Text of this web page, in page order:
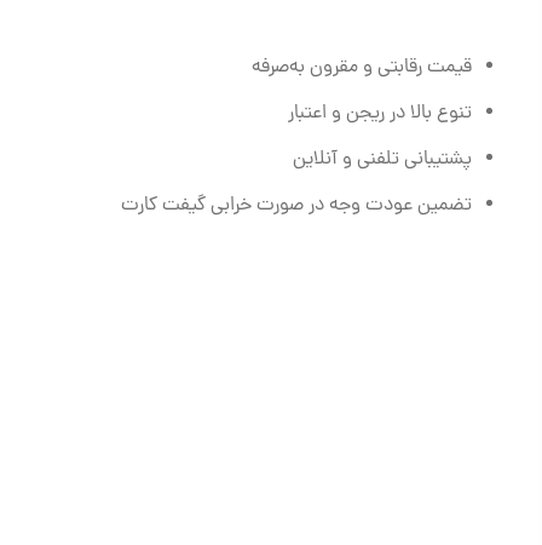
قیمت رقابتی و مقرون به‌صرفه
تنوع بالا در ریجن و اعتبار
پشتیبانی تلفنی و آنلاین
تضمین عودت وجه در صورت خرابی گیفت کارت